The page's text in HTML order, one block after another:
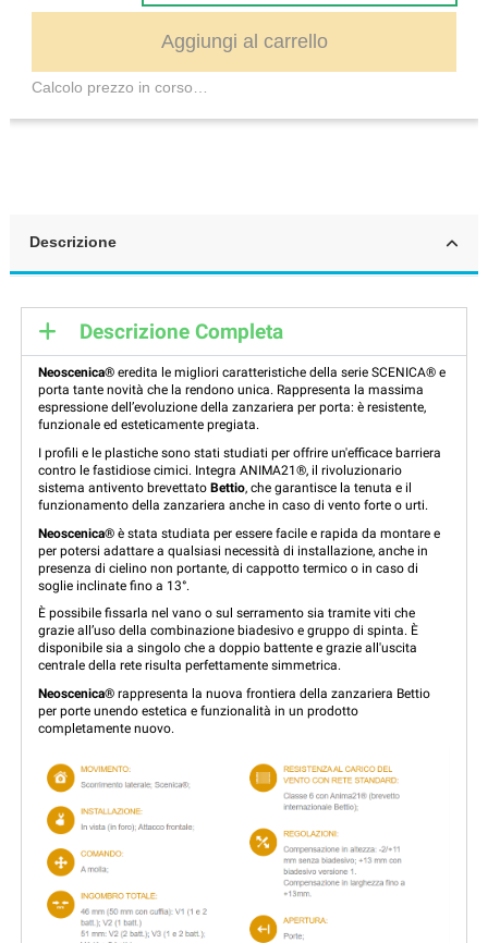
Aggiungi al carrello
Calcolo prezzo in corso…
Descrizione
Descrizione Completa
Neoscenica® eredita le migliori caratteristiche della serie SCENICA® e
porta tante novità che la rendono unica. Rappresenta la massima
espressione dell’evoluzione della zanzariera per porta: è resistente,
funzionale ed esteticamente pregiata.
I profili e le plastiche sono stati studiati per offrire un'efficace barriera
contro le fastidiose cimici. Integra ANIMA21®, il rivoluzionario
sistema antivento brevettato Bettio, che garantisce la tenuta e il
funzionamento della zanzariera anche in caso di vento forte o urti.
Neoscenica® è stata studiata per essere facile e rapida da montare e
per potersi adattare a qualsiasi necessità di installazione, anche in
presenza di cielino non portante, di cappotto termico o in caso di
soglie inclinate fino a 13°.
È possibile fissarla nel vano o sul serramento sia tramite viti che
grazie all’uso della combinazione biadesivo e gruppo di spinta. È
disponibile sia a singolo che a doppio battente e grazie all'uscita
centrale della rete risulta perfettamente simmetrica.
Neoscenica® rappresenta la nuova frontiera della zanzariera Bettio
per porte unendo estetica e funzionalità in un prodotto
completamente nuovo.